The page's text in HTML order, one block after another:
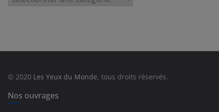
e
s
© 2020 Les Yeux du Monde, tous droits réservés.
Nos ouvrages